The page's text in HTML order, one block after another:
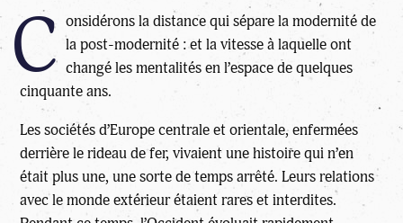
C onsidérons la distance qui sépare la modernité de
la post-modernité : et la vitesse à laquelle ont
changé les mentalités en l’espace de quelques
cinquante ans.
Les sociétés d’Europe centrale et orientale, enfermées
derrière le rideau de fer, vivaient une histoire qui n’en
était plus une, une sorte de temps arrêté. Leurs relations
avec le monde extérieur étaient rares et interdites.